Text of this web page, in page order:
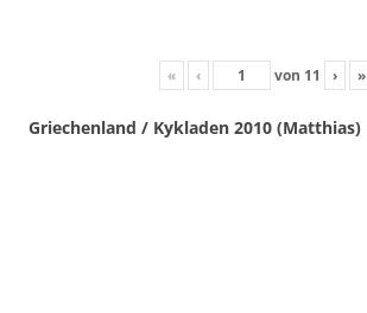
« ‹ von 11 › »
Griechenland / Kykladen 2010 (Matthias)